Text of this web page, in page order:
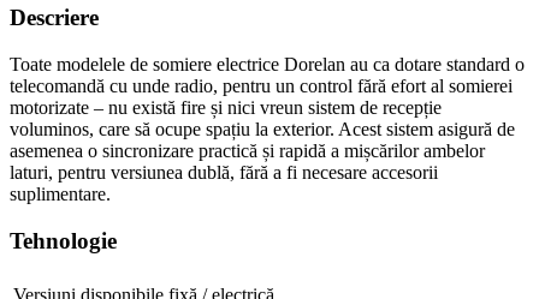
Descriere
Toate modelele de somiere electrice Dorelan au ca dotare standard o
telecomandă cu unde radio, pentru un control fără efort al somierei
motorizate – nu există fire și nici vreun sistem de recepție
voluminos, care să ocupe spațiu la exterior. Acest sistem asigură de
asemenea o sincronizare practică și rapidă a mișcărilor ambelor
laturi, pentru versiunea dublă, fără a fi necesare accesorii
suplimentare.
Tehnologie